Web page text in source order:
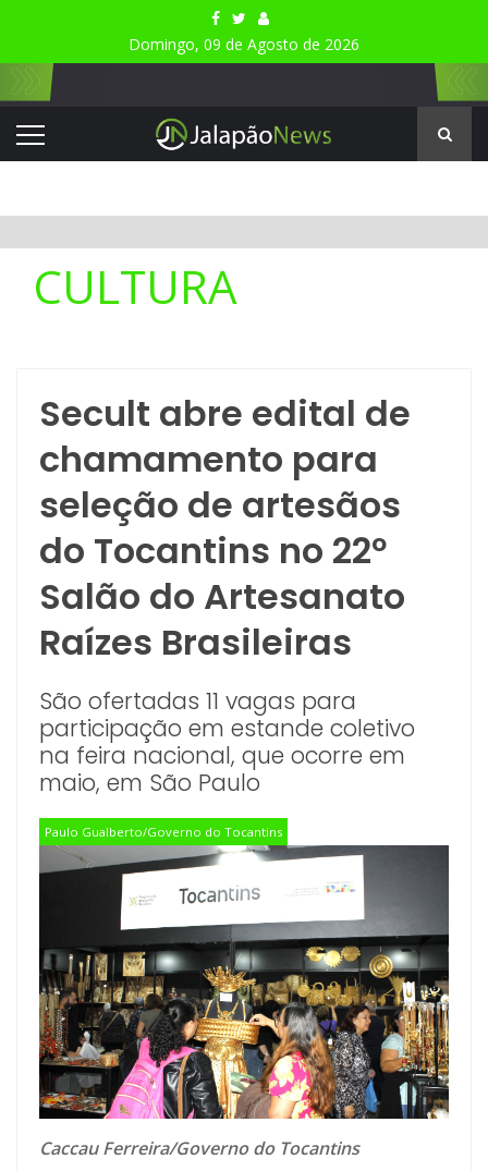
Domingo, 09 de Agosto de 2026
CULTURA
Secult abre edital de
chamamento para
seleção de artesãos
do Tocantins no 22º
Salão do Artesanato
Raízes Brasileiras
São ofertadas 11 vagas para
participação em estande coletivo
na feira nacional, que ocorre em
maio, em São Paulo
Paulo Gualberto/Governo do Tocantins
Caccau Ferreira/Governo do Tocantins